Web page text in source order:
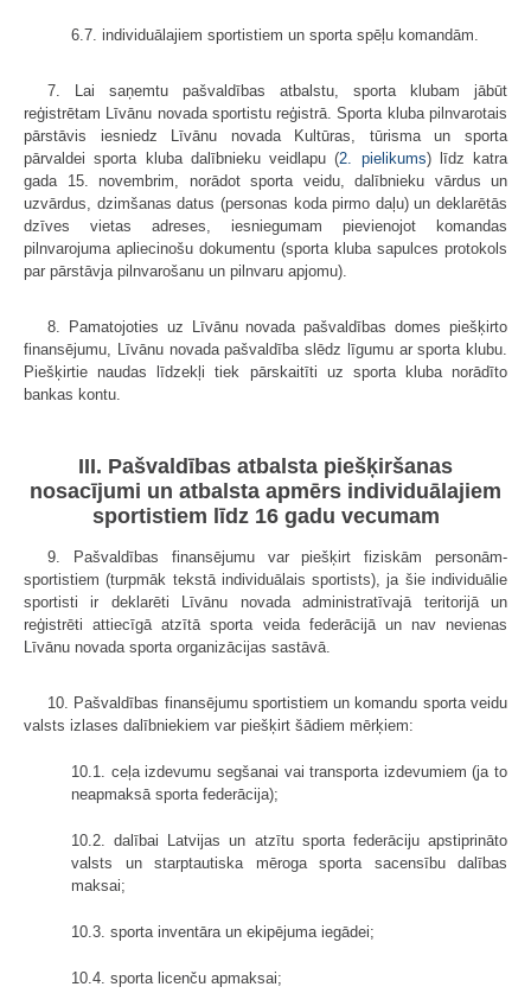
6.7. individuālajiem sportistiem un sporta spēļu komandām.
7. Lai saņemtu pašvaldības atbalstu, sporta klubam jābūt
reģistrētam Līvānu novada sportistu reģistrā. Sporta kluba pilnvarotais
pārstāvis iesniedz Līvānu novada Kultūras, tūrisma un sporta
pārvaldei sporta kluba dalībnieku veidlapu (2. pielikums) līdz katra
gada 15. novembrim, norādot sporta veidu, dalībnieku vārdus un
uzvārdus, dzimšanas datus (personas koda pirmo daļu) un deklarētās
dzīves vietas adreses, iesniegumam pievienojot komandas
pilnvarojuma apliecinošu dokumentu (sporta kluba sapulces protokols
par pārstāvja pilnvarošanu un pilnvaru apjomu).
8. Pamatojoties uz Līvānu novada pašvaldības domes piešķirto
finansējumu, Līvānu novada pašvaldība slēdz līgumu ar sporta klubu.
Piešķirtie naudas līdzekļi tiek pārskaitīti uz sporta kluba norādīto
bankas kontu.
III. Pašvaldības atbalsta piešķiršanas
nosacījumi un atbalsta apmērs individuālajiem
sportistiem līdz 16 gadu vecumam
9. Pašvaldības finansējumu var piešķirt fiziskām personām-
sportistiem (turpmāk tekstā individuālais sportists), ja šie individuālie
sportisti ir deklarēti Līvānu novada administratīvajā teritorijā un
reģistrēti attiecīgā atzītā sporta veida federācijā un nav nevienas
Līvānu novada sporta organizācijas sastāvā.
10. Pašvaldības finansējumu sportistiem un komandu sporta veidu
valsts izlases dalībniekiem var piešķirt šādiem mērķiem:
10.1. ceļa izdevumu segšanai vai transporta izdevumiem (ja to
neapmaksā sporta federācija);
10.2. dalībai Latvijas un atzītu sporta federāciju apstiprināto
valsts un starptautiska mēroga sporta sacensību dalības
maksai;
10.3. sporta inventāra un ekipējuma iegādei;
10.4. sporta licenču apmaksai;